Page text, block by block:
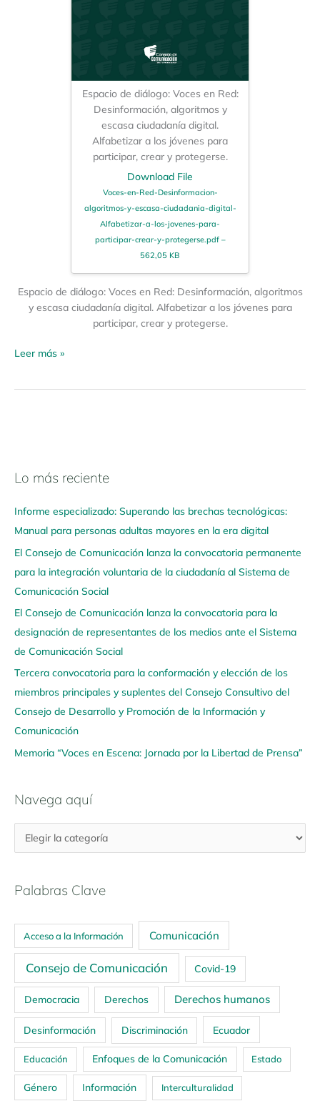
Espacio de diálogo: Voces en Red:
Desinformación, algoritmos y
escasa ciudadanía digital.
Alfabetizar a los jóvenes para
participar, crear y protegerse.
Download File
Voces-en-Red-Desinformacion-
algoritmos-y-escasa-ciudadania-digital-
Alfabetizar-a-los-jovenes-para-
participar-crear-y-protegerse.pdf –
562,05 KB
Espacio de diálogo: Voces en Red: Desinformación, algoritmos
y escasa ciudadanía digital. Alfabetizar a los jóvenes para
participar, crear y protegerse.
Leer más »
Lo más reciente
Informe especializado: Superando las brechas tecnológicas:
Manual para personas adultas mayores en la era digital
El Consejo de Comunicación lanza la convocatoria permanente
para la integración voluntaria de la ciudadanía al Sistema de
Comunicación Social
El Consejo de Comunicación lanza la convocatoria para la
designación de representantes de los medios ante el Sistema
de Comunicación Social
Tercera convocatoria para la conformación y elección de los
miembros principales y suplentes del Consejo Consultivo del
Consejo de Desarrollo y Promoción de la Información y
Comunicación
Memoria “Voces en Escena: Jornada por la Libertad de Prensa”
Navega aquí
N
v
e
g
a
a
q
u
í
Palabras Clave
Acceso a la Información Comunicación
Consejo de Comunicación Covid-19
Democracia Derechos Derechos humanos
Desinformación Discriminación Ecuador
Educación Enfoques de la Comunicación Estado
Género Información Interculturalidad